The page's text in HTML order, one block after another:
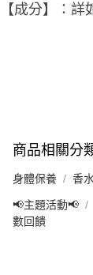
【成分】：詳
商品相關分
身體保養 香
📢主題活動📢
數回饋